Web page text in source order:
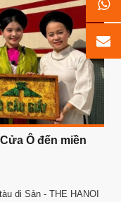
Ô đến miền
di Sản - THE HANOI